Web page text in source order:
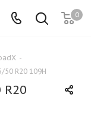
0
-
50 R20 109H
R20